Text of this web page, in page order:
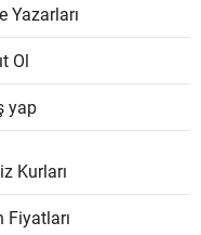
Yazarları
Ol
yap
Kurları
Fiyatları